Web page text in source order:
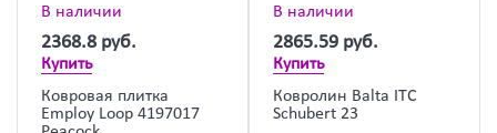
В наличии
2368.8 руб.
Купить
Ковровая плитка
Employ Loop 4197017
В наличии
2865.59 руб.
Купить
Ковролин Balta ITC
Schubert 23